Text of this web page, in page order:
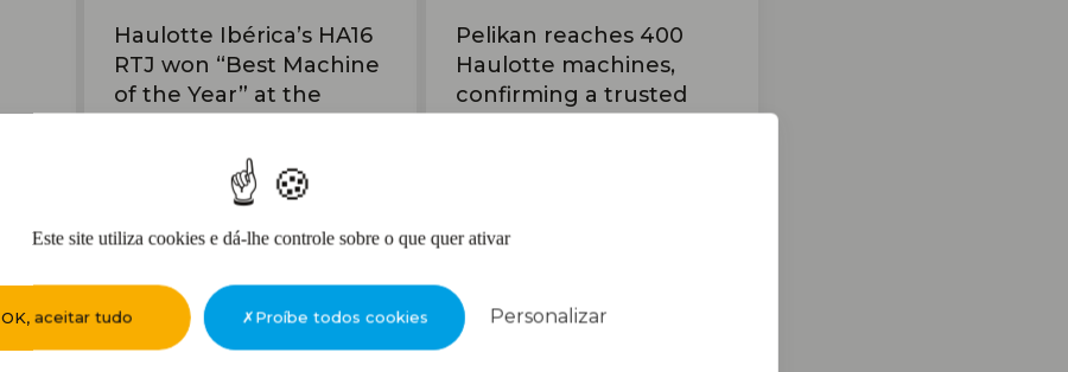
Este site utiliza cookies e dá-lhe controle sobre o que quer ativar
OK, aceitar tudo Proíbe todos cookies Personalizar
Haulotte Ibérica’s HA16
RTJ won “Best Machine
of the Year” at the
Pelikan reaches 400
Haulotte machines,
confirming a trusted